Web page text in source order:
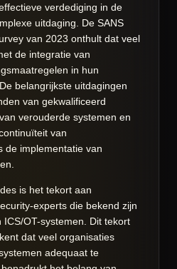
verdediging in de
uitdaging. De SANS
van 2023 onthult dat veel
de integratie van
in hun
belangrijkste uitdagingen
van gekwalificeerd
verouderde systemen en
van
de implementatie van
is het tekort aan
experts die bekend zijn
OT-systemen. Dit tekort
dat veel organisaties
adequaat te